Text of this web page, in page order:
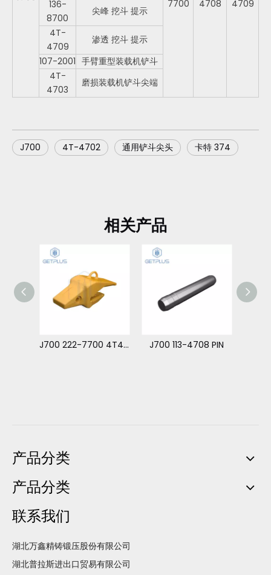
7700
4708
4709
136-
8700
尖峰 挖斗 提示
4T-
4709
渗透 挖斗 提示
107-2001 手臂重型装载机铲斗
4T-
4703
磨损装载机铲斗尖端
J700 4T-4702 通用铲斗尖头 卡特 374
相关产品
J700 222-7700 4T4704 用于 卡特 374 的焊接适配器 J700 113-4708 PIN
产品分类
产品分类
联系我们
湖北万鑫精铸锻压股份有限公司
湖北普拉斯进出口贸易有限公司